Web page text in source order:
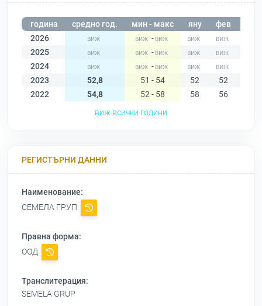
година средно год. мин - макс яну фев
2026
-
2025
-
2024
-
2023
52,8 51 - 54 52 52
2022
54,8 52 - 58 58 56
виж всички години
РЕГИСТЪРНИ ДАННИ
Наименование:
СЕМЕЛА ГРУП
Правна форма:
ООД
Транслитерация:
SEMELA GRUP